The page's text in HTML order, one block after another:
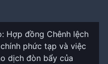
Hợp đồng Chênh lệch
phức tạp và việc
dịch đòn bẩy của